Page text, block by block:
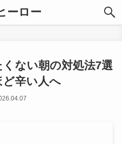
ーロー
ない朝の対処法7選
ど辛い人へ